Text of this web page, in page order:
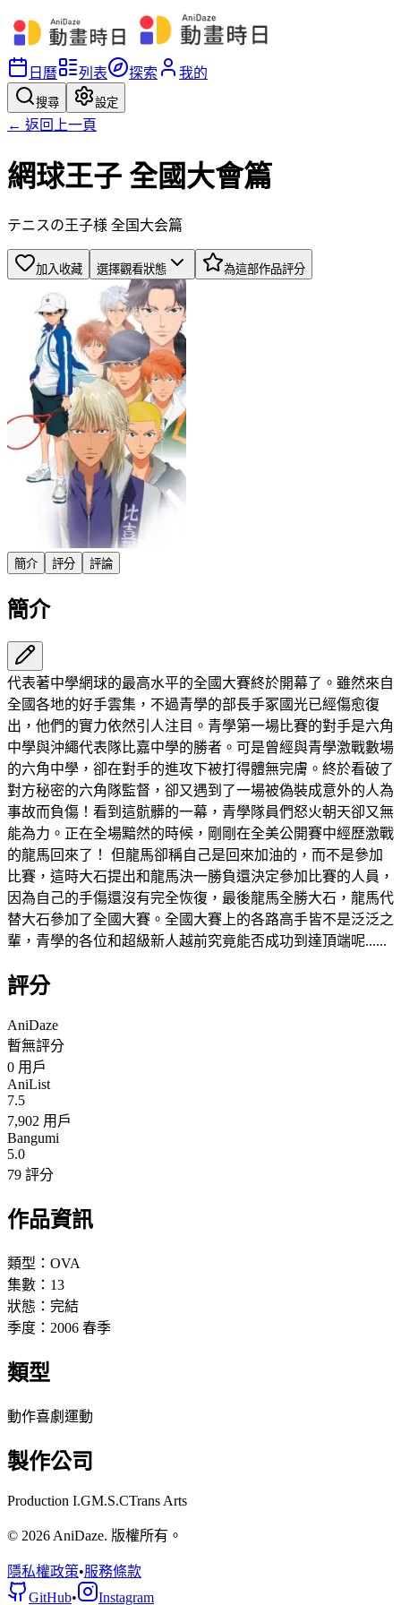
日曆 列表 探索 我的
搜尋 設定
← 返回上一頁
網球王子 全國大會篇
テニスの王子様 全国大会篇
加入收藏 選擇觀看狀態 為這部作品評分
簡介 評分 評論
簡介
代表著中學網球的最高水平的全國大賽終於開幕了。雖然來自
全國各地的好手雲集，不過青學的部長手冢國光已經傷愈復
出，他們的實力依然引人注目。青學第一場比賽的對手是六角
中學與沖繩代表隊比嘉中學的勝者。可是曾經與青學激戰數場
的六角中學，卻在對手的進攻下被打得體無完膚。終於看破了
對方秘密的六角隊監督，卻又遇到了一場被偽裝成意外的人為
事故而負傷！看到這骯髒的一幕，青學隊員們怒火朝天卻又無
能為力。正在全場黯然的時候，剛剛在全美公開賽中經歷激戰
的龍馬回來了！ 但龍馬卻稱自己是回來加油的，而不是參加
比賽，這時大石提出和龍馬決一勝負還決定參加比賽的人員，
因為自己的手傷還沒有完全恢復，最後龍馬全勝大石，龍馬代
替大石參加了全國大賽。全國大賽上的各路高手皆不是泛泛之
輩，青學的各位和超級新人越前究竟能否成功到達頂端呢......
評分
AniDaze
暫無評分
0 用戶
AniList
7.5
7,902 用戶
Bangumi
5.0
79 評分
作品資訊
類型： OVA
集數： 13
狀態： 完結
季度： 2006 春季
類型
動作喜劇 運動
製作公司
Production I.GM.S.CTrans Arts
© 2026 AniDaze. 版權所有。
隱私權政策•服務條款
GitHub• Instagram